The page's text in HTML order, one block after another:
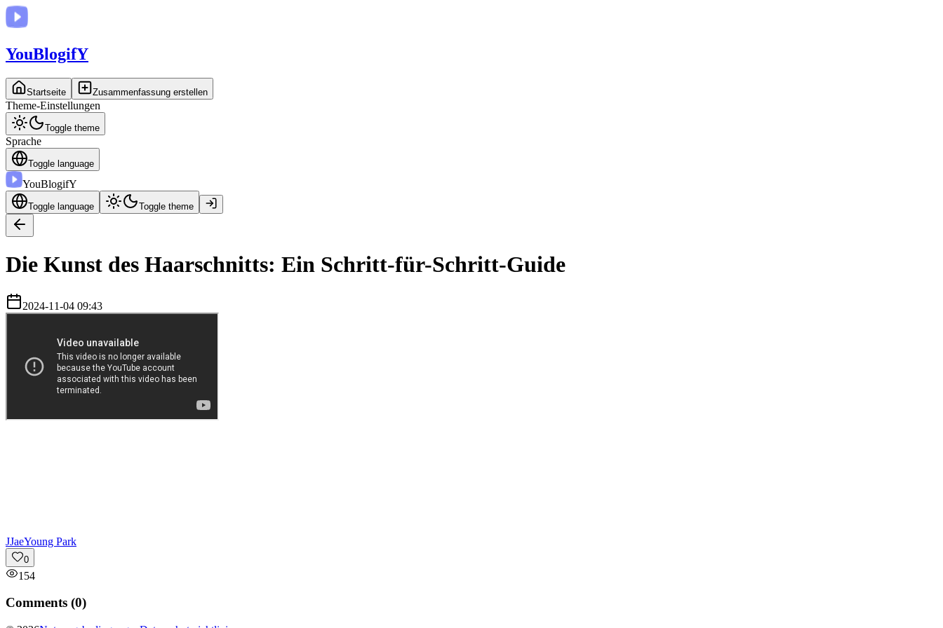
YouBlogifY
Startseite Zusammenfassung erstellen
Theme-Einstellungen
Toggle theme
Sprache
Toggle language
YouBlogifY
Toggle language Toggle theme
Die Kunst des Haarschnitts: Ein Schritt-für-Schritt-Guide
2024-11-04 09:43
JJaeYoung Park
0
154
Comments (0)